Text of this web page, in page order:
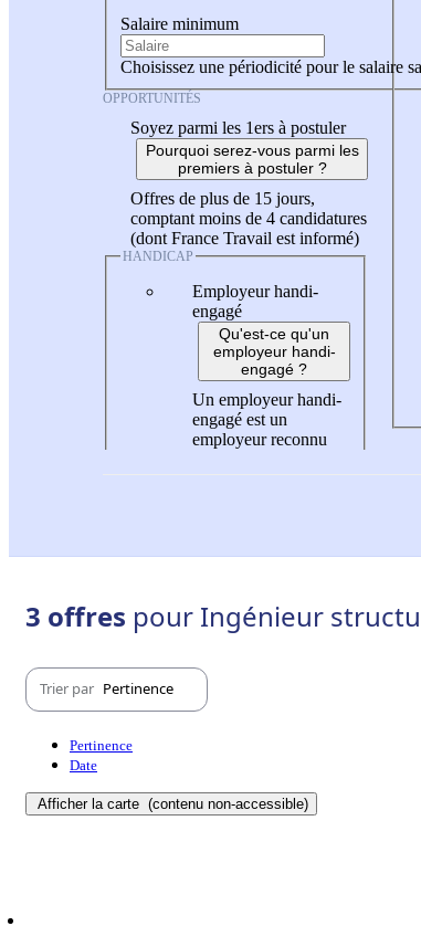
Salaire minimum
Choisissez une périodicité pour le salaire
OPPORTUNITÉS
Soyez parmi les 1ers à postuler
Pourquoi serez-vous parmi les
premiers à postuler ?
Offres de plus de 15 jours,
comptant moins de 4 candidatures
(dont France Travail est informé)
HANDICAP
Employeur handi-
engagé
Qu'est-ce qu'un
employeur handi-
engagé ?
Un employeur handi-
engagé est un
employeur reconnu
3 offres pour Ingénieur
Trier par Pertinence
Pertinence
Date
Afficher la carte (contenu non-accessible)